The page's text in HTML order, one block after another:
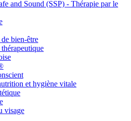
and Sound (SSP) - Thérapie par le
bien-être
et hygiène vitale
visage